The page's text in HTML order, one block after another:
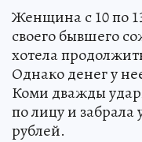
Женщина с 10 по
своего бывшего
хотела
Однако денег у
Коми дважды
по лицу и забрала
рублей.